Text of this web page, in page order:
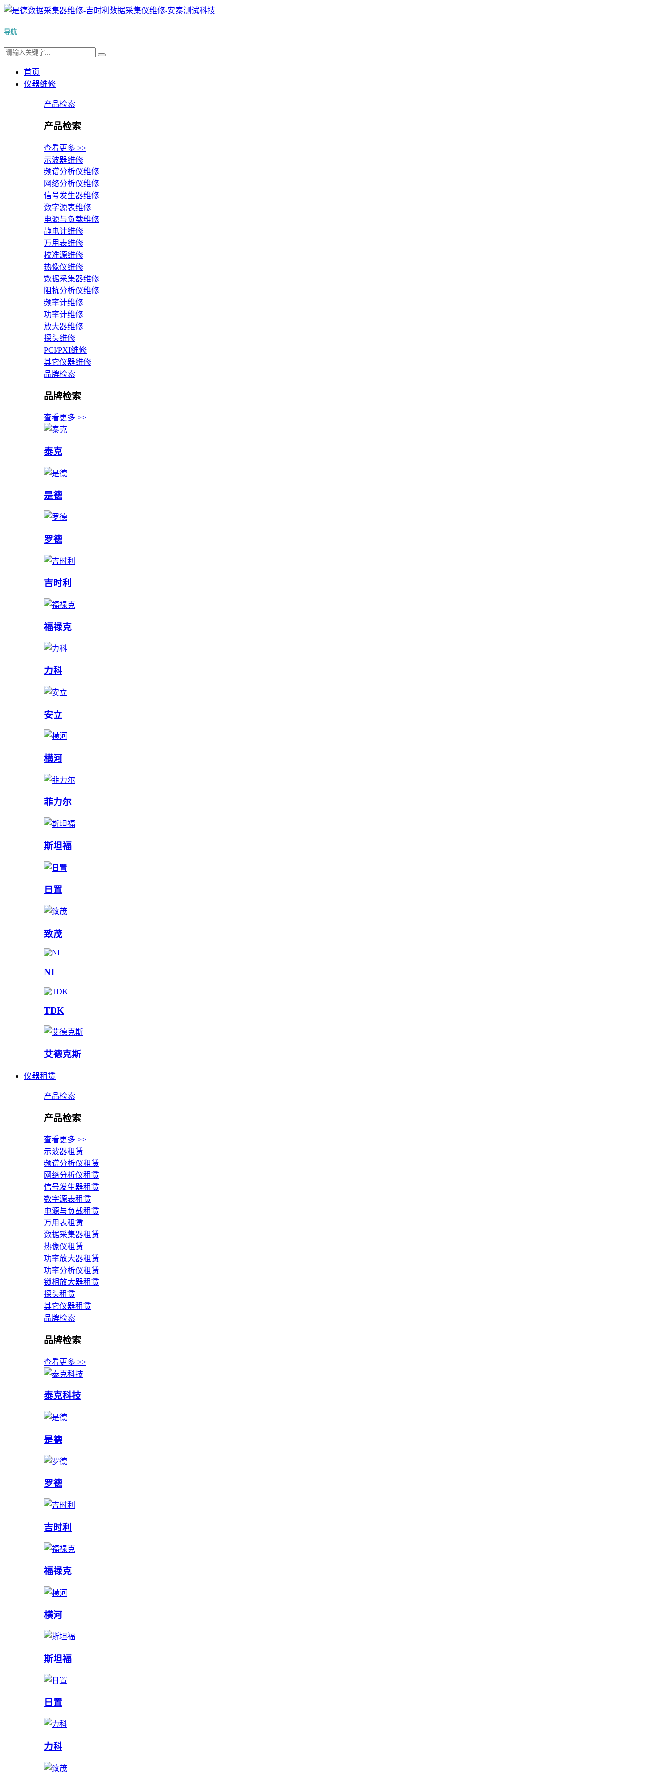
导航
首页
仪器维修
产品检索
产品检索
查看更多 >>
示波器维修
频谱分析仪维修
网络分析仪维修
信号发生器维修
数字源表维修
电源与负载维修
静电计维修
万用表维修
校准源维修
热像仪维修
数据采集器维修
阻抗分析仪维修
频率计维修
功率计维修
放大器维修
探头维修
PCI/PXI维修
其它仪器维修
品牌检索
品牌检索
查看更多 >>
泰克
是德
罗德
吉时利
福禄克
力科
安立
横河
菲力尔
斯坦福
日置
致茂
NI
TDK
艾德克斯
仪器租赁
产品检索
产品检索
查看更多 >>
示波器租赁
频谱分析仪租赁
网络分析仪租赁
信号发生器租赁
数字源表租赁
电源与负载租赁
万用表租赁
数据采集器租赁
热像仪租赁
功率放大器租赁
功率分析仪租赁
锁相放大器租赁
探头租赁
其它仪器租赁
品牌检索
品牌检索
查看更多 >>
泰克科技
是德
罗德
吉时利
福禄克
横河
斯坦福
日置
力科